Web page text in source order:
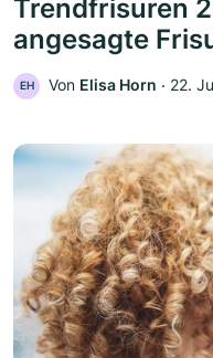
Trendfrisuren
angesagte
EH Von Elisa Horn ‧ 22.